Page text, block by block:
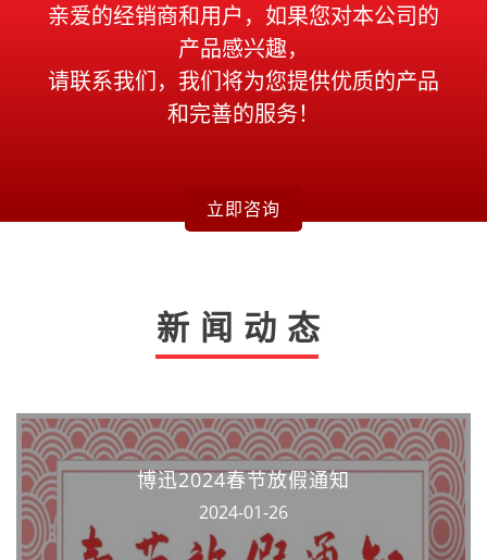
亲爱的经销商和用户，如果您对本公司的
产品感兴趣，
请联系我们，我们将为您提供优质的产品
和完善的服务！
立即咨询
新闻动态
博迅2024春节放假通知
2024-01-26